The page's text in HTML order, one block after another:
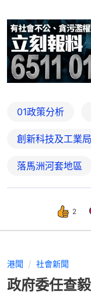
01政策分析
創新科技及工業局
落馬洲河套地區
2
港聞 社會新聞
政府委任查